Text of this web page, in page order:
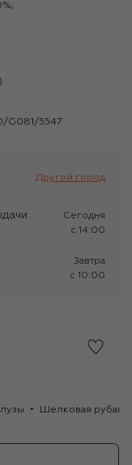
G081/5547
Другой город
Сегодня
c 14:00
Завтра
c 10:00
Шелковая